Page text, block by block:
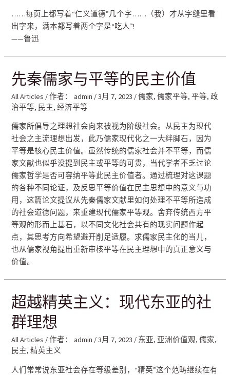
……每页上都写着“仁义道德”几个字……（我）才从字缝里看
出字来，满本都写着两个字是“吃人”!
——鲁迅
先秦儒家与平等的民主价值
All Articles / 作者： admin /3月 7, 2023 /儒家,儒家平等,平等,政
治平等, 民主,经济平等
儒家所倡导之理想社会向来被视为阶级社会。从民主为现代
社会之主流理想出发，此乃儒家现代化之一大绊脚石，因为
平等是核心民主价值。虽然传统的儒家社会并不平等，而儒
家文献也似乎没提到民主或平等的可贵，当代学者不乏讨论
儒家哲学是否可容纳平等此民主价值者。通过梳理对这课题
的各种不同论证，及反思平等价值在民主思想中的意义与功
用，这篇论文提议从先秦儒家文献里如何处理不平等所造成
的社会道德问题，来重建现代儒家平等观。舍弃传统西方平
等观的形而上基石，以不同文化社会共有的现实问题作起
点，其思考方向希望避开削足适履。求儒家民主化的当儿，
也从儒家视角提出重新审核平等在民主理想中的真正意义与
价值。
超越精英主义：现代东亚的社
群理想
All Articles / 作者： admin /3月 7, 2023 / 东亚, 亚洲价值观,儒家,
民主,精英主义
人们常常说东亚社会存在等级差别，“精英”这个范畴继续在有